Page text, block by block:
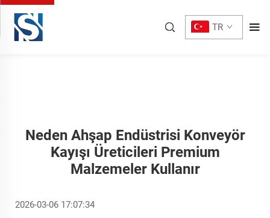
TR
Neden Ahşap Endüstrisi Konveyör
Kayışı Üreticileri Premium
Malzemeler Kullanır
2026-03-06 17:07:34